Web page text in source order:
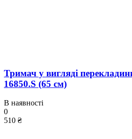
Тримач у вигляді
16850.S (65 см)
В наявності
0
510 ₴